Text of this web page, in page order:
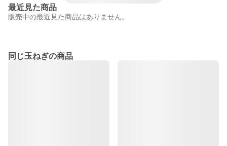
最近見た商品
販売中の最近見た商品はありません。
同じ玉ねぎの商品